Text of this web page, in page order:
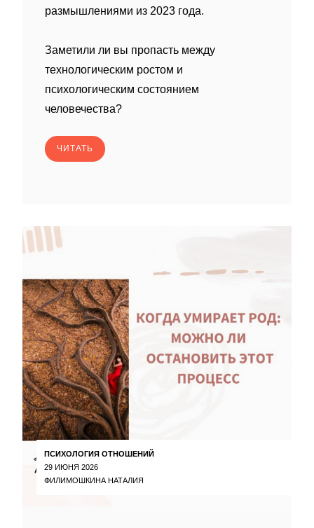
размышлениями из 2023 года.
Заметили ли вы пропасть между
технологическим ростом и
психологическим состоянием
человечества?
ЧИТАТЬ
ПСИХОЛОГИЯ ОТНОШЕНИЙ
29 ИЮНЯ 2026
ФИЛИМОШКИНА НАТАЛИЯ